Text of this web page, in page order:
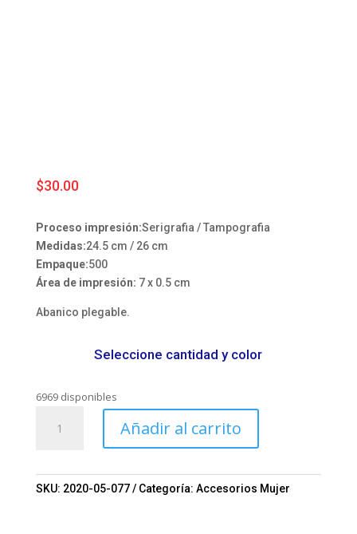
$30.00
Proceso impresión:Serigrafia / Tampografia
Medidas:24.5 cm / 26 cm
Empaque:500
Área de impresión: 7 x 0.5 cm
Abanico plegable.
Seleccione cantidad y color
6969 disponibles
personalizado
cantidad
Añadir al carrito
SKU: 2020-05-077 Categoría: Accesorios Mujer